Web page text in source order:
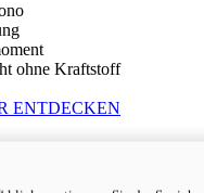
ohne Kraftstoff
ENTDECKEN